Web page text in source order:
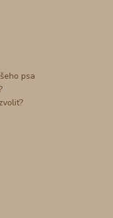
psa